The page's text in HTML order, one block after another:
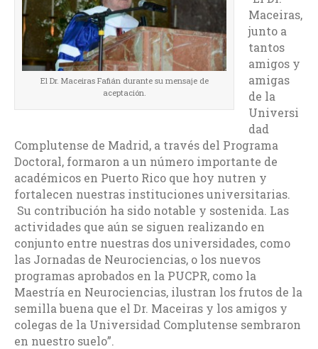
El Dr. Maceiras Fafián durante su mensaje de
aceptación.
Maceiras,
junto a
tantos
amigos y
amigas
de la
Universi
dad
Complutense de Madrid, a través del Programa
Doctoral, formaron a un número importante de
académicos en Puerto Rico que hoy nutren y
fortalecen nuestras instituciones universitarias.
Su contribución ha sido notable y sostenida. Las
actividades que aún se siguen realizando en
conjunto entre nuestras dos universidades, como
las Jornadas de Neurociencias, o los nuevos
programas aprobados en la PUCPR, como la
Maestría en Neurociencias, ilustran los frutos de la
semilla buena que el Dr. Maceiras y los amigos y
colegas de la Universidad Complutense sembraron
en nuestro suelo”.